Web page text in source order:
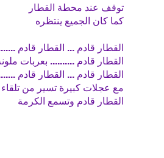
توقف عند محطة القطار
كما كان الجميع ينتظره
القطار قادم ... القطار قادم
القطار قادم .......... بعربات
القطار قادم ... القطار قادم
مع عجلات كبيرة تسير من
القطار قادم وتسمع الكرمة